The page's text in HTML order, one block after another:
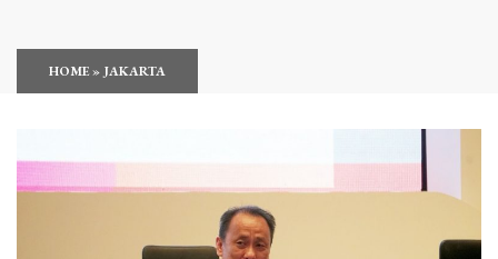
HOME» JAKARTA